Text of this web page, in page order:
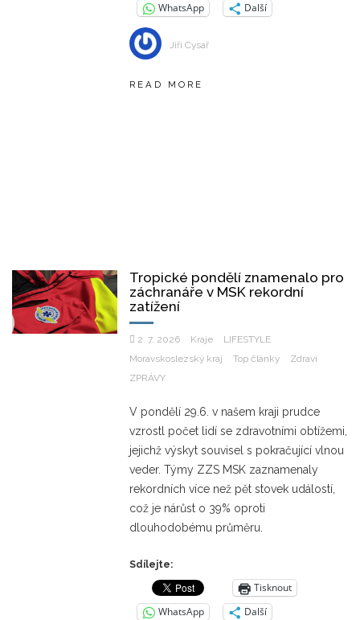
WhatsApp
Další
Jiří Cysař
READ MORE
Tropické pondělí znamenalo pro
záchranáře v MSK rekordní
zatížení
2. 7. 2026 Kraje
LIFESTYLE
Moravskoslezský kraj
Top články
Zdraví
ZPRÁVY
V pondělí 29.6. v našem kraji prudce
vzrostl počet lidí se zdravotními obtížemi,
jejichž výskyt souvisel s pokračující vlnou
veder. Týmy ZZS MSK zaznamenaly
rekordních více než pět stovek událostí,
což je nárůst o 39% oproti
dlouhodobému průměru.
Sdílejte:
Tisknout
WhatsApp
Další